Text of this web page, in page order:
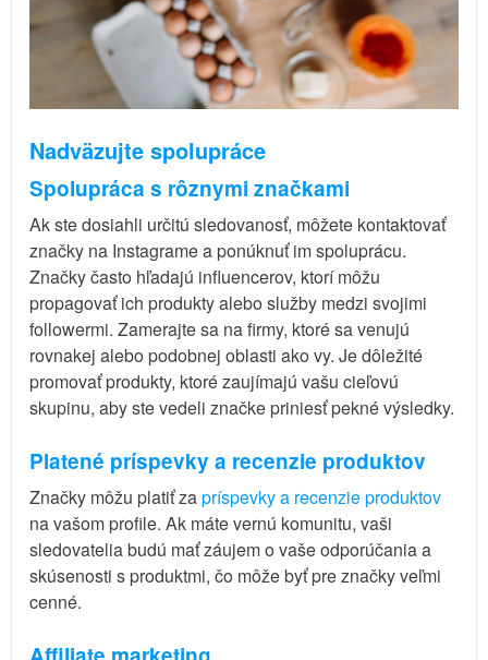
Nadväzujte spolupráce
Spolupráca s rôznymi značkami
Ak ste dosiahli určitú sledovanosť, môžete kontaktovať
značky na Instagrame a ponúknuť im spoluprácu.
Značky často hľadajú influencerov, ktorí môžu
propagovať ich produkty alebo služby medzi svojimi
followermi. Zamerajte sa na firmy, ktoré sa venujú
rovnakej alebo podobnej oblasti ako vy. Je dôležité
promovať produkty, ktoré zaujímajú vašu cieľovú
skupinu, aby ste vedeli značke priniesť pekné výsledky.
Platené príspevky a recenzie produktov
Značky môžu platiť zapríspevky a recenzie produktov
na vašom profile. Ak máte vernú komunitu, vaši
sledovatelia budú mať záujem o vaše odporúčania a
skúsenosti s produktmi, čo môže byť pre značky veľmi
cenné.